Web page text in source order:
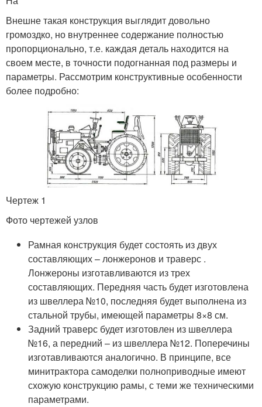
Внешне такая конструкция выглядит довольно
громоздко, но внутреннее содержание полностью
пропорционально, т.е. каждая деталь находится на
своем месте, в точности подогнанная под размеры и
параметры. Рассмотрим конструктивные особенности
более подробно:
Чертеж 1
Фото чертежей узлов
Рамная конструкция будет состоять из двух
составляющих – лонжеронов и траверс .
Лонжероны изготавливаются из трех
составляющих. Передняя часть будет изготовлена
из швеллера №10, последняя будет выполнена из
стальной трубы, имеющей параметры 8×8 см.
Задний траверс будет изготовлен из швеллера
№16, а передний – из швеллера №12. Поперечины
изготавливаются аналогично. В принципе, все
минитрактора самоделки полноприводные имеют
схожую конструкцию рамы, с теми же техническими
параметрами.